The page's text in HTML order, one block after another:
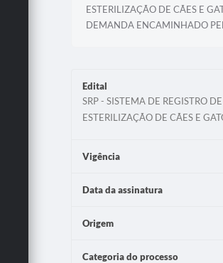
ESTERILIZAÇÃO DE CÃES E
DEMANDA ENCAMINHADO
Edital
SRP - SISTEMA DE REGISTRO
ESTERILIZAÇÃO DE CÃES E
Vigência
Data da assinatura
Origem
Categoria do processo